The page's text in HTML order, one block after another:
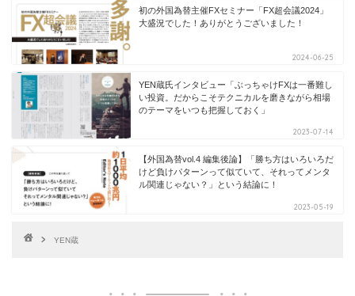
初の外国為替主催FXセミナー「FX超会議2024」
大盛況でした！ありがとうございました！
2024-06-25
YEN蔵氏インタビュー「ぶっちゃけFXは一番難し
い投資。だからこそテクニカルを磨きながら相場
のテーマをいつも把握しておく」
2023-07-14
【外国為替vol.4 編集後論】「勝ち方はいろいろだ
けど負けパターンって似ていて、それってメンタ
ル関連じゃない？」という結論に！
2023-05-19
YEN蔵